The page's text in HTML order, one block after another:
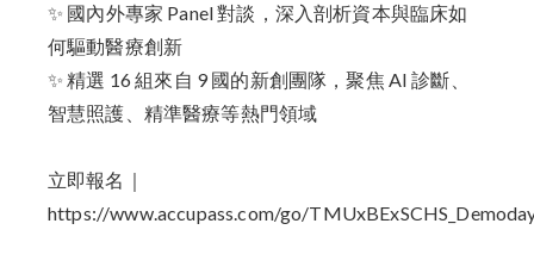
✨ 國內外專家 Panel 對談，深入剖析資本與臨床如
何驅動醫療創新
✨ 精選 16 組來自 9 國的新創團隊，聚焦 AI 診斷、
智慧照護、精準醫療等熱門領域
立即報名｜
https://www.accupass.com/go/